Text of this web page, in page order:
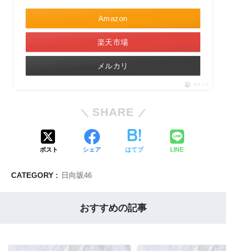
Amazon
楽天市場
メルカリ
ポチップ
SHARE
ポスト シェア はてブ LINE
CATEGORY : 日向坂46
おすすめの記事